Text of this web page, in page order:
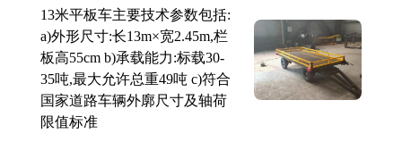
13米平板车主要技术参数包括:
a)外形尺寸:长13m×宽2.45m,栏
板高55cm b)承载能力:标载30-
35吨,最大允许总重49吨 c)符合
国家道路车辆外廓尺寸及轴荷
限值标准